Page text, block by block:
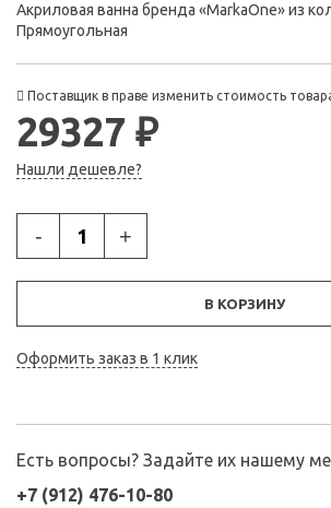
Акриловая ванна бренда «MarkaOne» из
Прямоугольная
Поставщик в праве изменить стоимость
29327 ₽
Нашли дешевле?
- +
В КОРЗИНУ
Оформить заказ в 1 клик
Есть вопросы? Задайте их нашему
+7 (912) 476-10-80